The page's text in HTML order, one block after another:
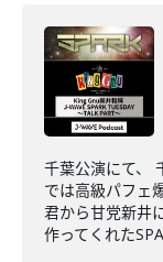
千葉公演にて、
では高級パフェ
君から甘党新井
作ってくれた